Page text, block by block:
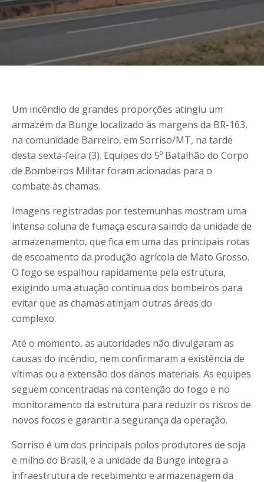
Um incêndio de grandes proporções atingiu um
armazém da Bunge localizado às margens da BR-163,
na comunidade Barreiro, em Sorriso/MT, na tarde
desta sexta-feira (3). Equipes do 5º Batalhão do Corpo
de Bombeiros Militar foram acionadas para o
combate às chamas.
Imagens registradas por testemunhas mostram uma
intensa coluna de fumaça escura saindo da unidade de
armazenamento, que fica em uma das principais rotas
de escoamento da produção agrícola de Mato Grosso.
O fogo se espalhou rapidamente pela estrutura,
exigindo uma atuação contínua dos bombeiros para
evitar que as chamas atinjam outras áreas do
complexo.
Até o momento, as autoridades não divulgaram as
causas do incêndio, nem confirmaram a existência de
vítimas ou a extensão dos danos materiais. As equipes
seguem concentradas na contenção do fogo e no
monitoramento da estrutura para reduzir os riscos de
novos focos e garantir a segurança da operação.
Sorriso é um dos principais polos produtores de soja
e milho do Brasil, e a unidade da Bunge integra a
infraestrutura de recebimento e armazenagem da